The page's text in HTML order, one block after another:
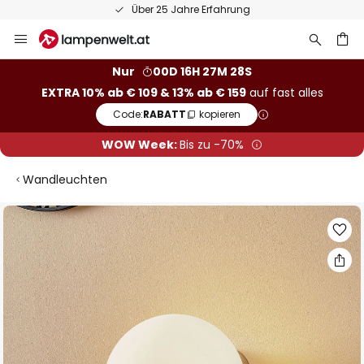
Über 25 Jahre Erfahrung
Inhalt
Nur
00D 16H 27M 27S
EXTRA 10% ab € 109 & 13% ab € 159auf fast alles
Code:RABATT kopieren
WOW Week:Bis zu -70%
Wandleuchten
Zum
Ende
der
Bildgalerie
springen